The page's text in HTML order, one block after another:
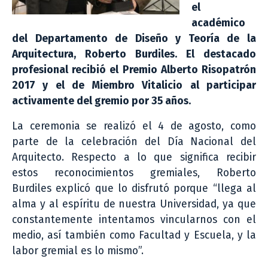
el
académico
del Departamento de Diseño y Teoría de la
Arquitectura, Roberto Burdiles. El destacado
profesional recibió el Premio Alberto Risopatrón
2017 y el de Miembro Vitalicio al participar
activamente del gremio por 35 años.
La ceremonia se realizó el 4 de agosto, como
parte de la celebración del Día Nacional del
Arquitecto. Respecto a lo que significa recibir
estos reconocimientos gremiales, Roberto
Burdiles explicó que lo disfrutó porque “llega al
alma y al espíritu de nuestra Universidad, ya que
constantemente intentamos vincularnos con el
medio, así también como Facultad y Escuela, y la
labor gremial es lo mismo”.